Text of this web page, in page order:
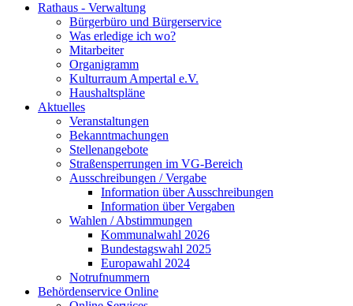
Rathaus - Verwaltung
Bürgerbüro und Bürgerservice
Was erledige ich wo?
Mitarbeiter
Organigramm
Kulturraum Ampertal e.V.
Haushaltspläne
Aktuelles
Veranstaltungen
Bekanntmachungen
Stellenangebote
Straßensperrungen im VG-Bereich
Ausschreibungen / Vergabe
Information über Ausschreibungen
Information über Vergaben
Wahlen / Abstimmungen
Kommunalwahl 2026
Bundestagswahl 2025
Europawahl 2024
Notrufnummern
Behördenservice Online